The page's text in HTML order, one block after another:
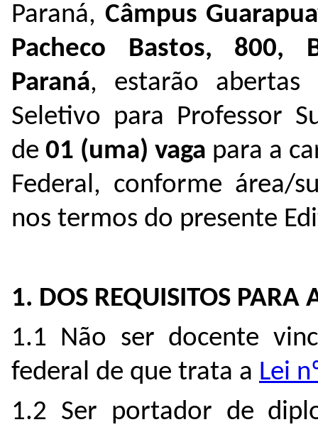
Paraná, Câmpus
Pacheco Bastos, 800,
Paraná, estarão abertas
Seletivo para Professor
de 01 (uma) vaga para a
Federal, conforme área/
nos termos do presente
1. DOS REQUISITOS PARA
1.1 Não ser docente
federal de que trata a Lei
1.2 Ser portador de